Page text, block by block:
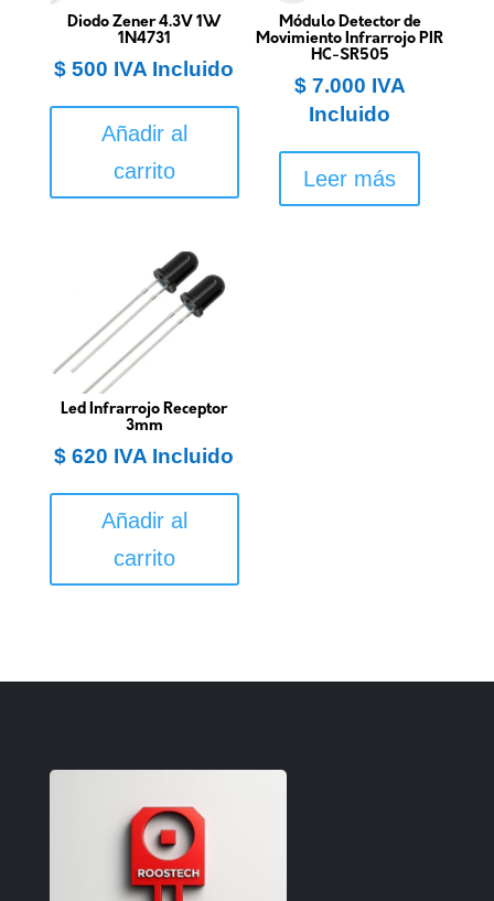
Diodo Zener 4.3V 1W
1N4731
$ 500 IVA Incluido
Añadir al
carrito
Módulo Detector de
Movimiento Infrarrojo PIR
HC-SR505
$7.000 IVA
Incluido
Leer más
Led Infrarrojo Receptor
3mm
$ 620 IVA Incluido
Añadir al
carrito